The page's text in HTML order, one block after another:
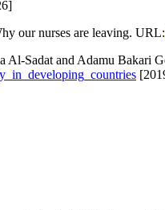
our nurses are leaving. URL:
Al-Sadat and Adamu Bakari